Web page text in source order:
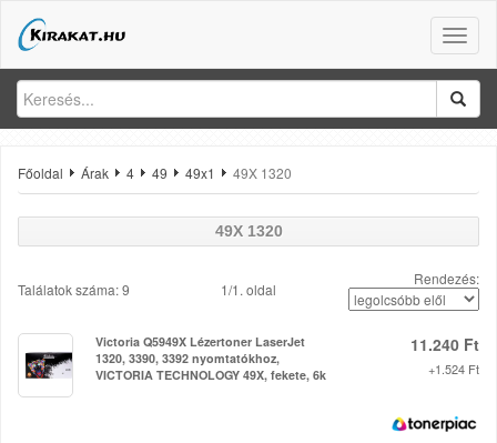
Toggle
Főoldal Árak 4 49 49x1 49X 1320
49X 1320
Találatok száma: 9 1/1. oldal
Rendezés:
Victoria Q5949X Lézertoner LaserJet
1320, 3390, 3392 nyomtatókhoz,
VICTORIA TECHNOLOGY 49X, fekete, 6k
11.240 Ft
+1.524 Ft